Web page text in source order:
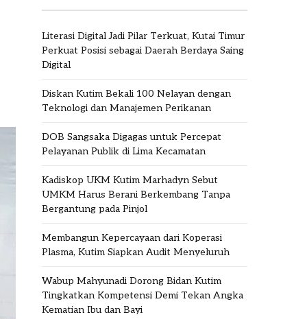
Literasi Digital Jadi Pilar Terkuat, Kutai Timur
Perkuat Posisi sebagai Daerah Berdaya Saing
Digital
Diskan Kutim Bekali 100 Nelayan dengan
Teknologi dan Manajemen Perikanan
DOB Sangsaka Digagas untuk Percepat
Pelayanan Publik di Lima Kecamatan
Kadiskop UKM Kutim Marhadyn Sebut
UMKM Harus Berani Berkembang Tanpa
Bergantung pada Pinjol
Membangun Kepercayaan dari Koperasi
Plasma, Kutim Siapkan Audit Menyeluruh
Wabup Mahyunadi Dorong Bidan Kutim
Tingkatkan Kompetensi Demi Tekan Angka
Kematian Ibu dan Bayi